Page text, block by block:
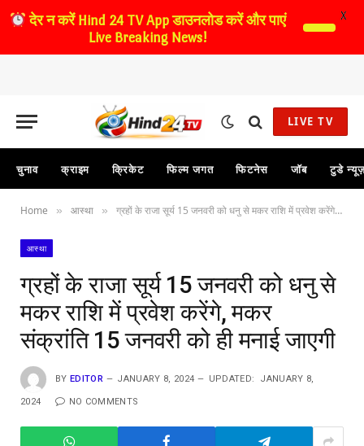
LIVE TV
चुनाव क्राइम क्रिकेट फिल्म जगत फिटनेस जॉब टुडे
Home » आस्था » ग्रहों के राजा सूर्य 15 जनवरी को धनु से मकर राशि में प्रवेश करेंगे, मकर संक्रांति 15 जनवरी को ही मनाई जाएगी
आस्था
ग्रहों के राजा सूर्य 15 जनवरी को धनु से
मकर राशि में प्रवेश करेंगे, मकर
संक्रांति 15 जनवरी को ही मनाई जाएगी
BY EDITOR JANUARY 8, 2024 UPDATED: JANUARY 8,
2024 NO COMMENTS
देर न करेंHind 24 TV App डाउनलोड करें और पाएं
Live Breaking News!
X